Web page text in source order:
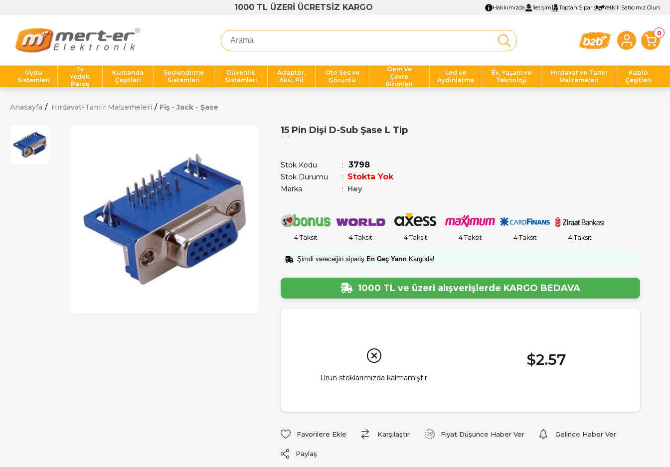
1000 TL ÜZERİ ÜCRETSİZ KARGO Hakkımızda İletişim Toptan Sipariş Yetkili Satıcımız Olun
0
Uydu
Sistemleri
Tv
Yedek
Parça
Kumanda
Çeşitleri
Seslendirme
Sistemleri
Güvenlik
Sistemleri
Adaptör,
Akü, Pil
Oto Ses ve
Görüntü
Oem Ve
Çevre
Birimleri
Led ve
Aydınlatma
Ev, Yaşam ve
Teknoloji
Hırdavat ve Tamir
Malzemeleri
Kablo
Çeşitleri
Anasayfa Hırdavat-Tamir Malzemeleri Fiş - Jack - Şase
15 Pin Dişi D-Sub Şase L Tip
Stok Kodu 3798
Stok Durumu : Stokta Yok
Marka : Hey
4 Taksit 4 Taksit 4 Taksit 4 Taksit 4 Taksit 4 Taksit
Şimdi vereceğin sipariş En Geç Yarın Kargoda!
1000 TL ve üzeri alışverişlerde KARGO BEDAVA
Ürün stoklarımızda kalmamıştır.
$2.57
Favorilere Ekle Karşılaştır Fiyat Düşünce Haber Ver Gelince Haber Ver
Paylaş